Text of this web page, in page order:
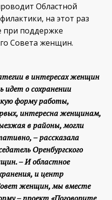
Областной
на этот раз
при поддержке
Совета женщин.
в интересах женщин
идет о сохранении
форму работы,
интересна женщинам,
в районы, могли
– рассказала
Оренбургского
– И областное
и центр
женщин, мы вместе